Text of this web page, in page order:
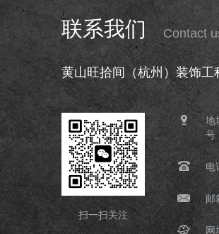
联系我们 Contact
黄山旺拾间（杭州）装饰工
扫一扫关注
地
号
邮
网